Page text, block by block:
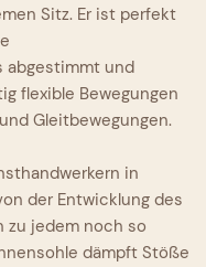
Sitz. Er ist perfekt
abgestimmt und
flexible Bewegungen
Gleitbewegungen.
in
der Entwicklung des
zu jedem noch so
dämpft Stöße